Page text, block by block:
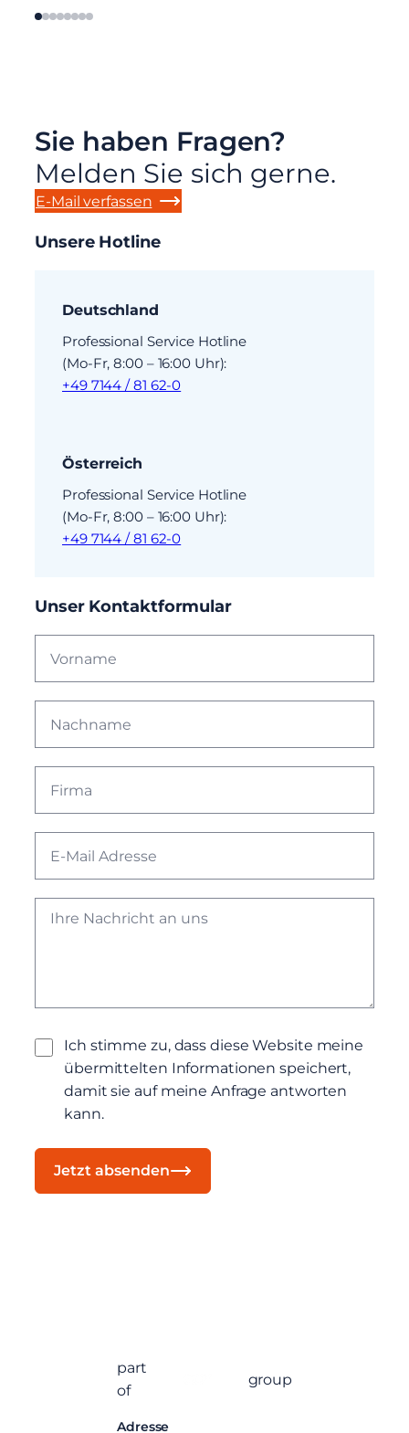
Sie haben Fragen?
Melden Sie sich gerne.
E-Mail verfassen
Unsere Hotline
Deutschland
Professional Service Hotline
(Mo-Fr, 8:00 – 16:00 Uhr):
+49 7144 / 81 62-0
Österreich
Professional Service Hotline
(Mo-Fr, 8:00 – 16:00 Uhr):
+49 7144 / 81 62-0
Unser Kontaktformular
Ich stimme zu, dass diese Website meine
übermittelten Informationen speichert,
damit sie auf meine Anfrage antworten
kann.
Jetzt absenden
part
of
group
Adresse